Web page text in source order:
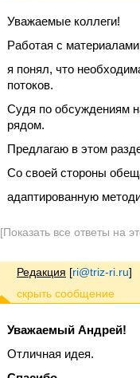
Уважаемые коллеги!
Работая с
я понял, что
потоков.
Судя по обсуждениям
рядом.
Предлагаю в этом
Со своей стороны
адаптированную
[Показать все ответы на
Редакция [ri@triz-ri.ru]
Уважаемый Андрей!
Отличная идея.